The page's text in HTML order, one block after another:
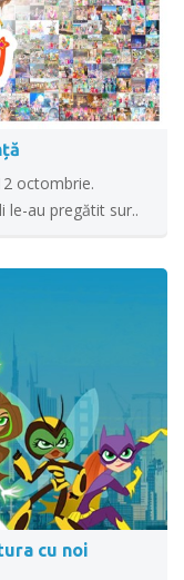
octombrie.
le-au pregătit sur..
cu noi